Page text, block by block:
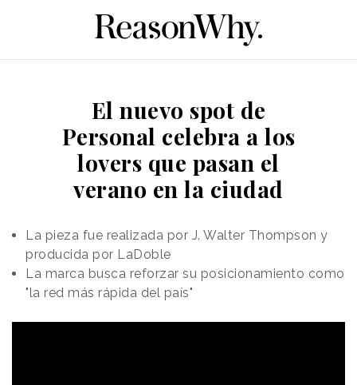
El nuevo spot de
Personal celebra a los
lovers que pasan el
verano en la ciudad
La pieza fue realizada por J. Walter Thompson y
producida por LaDoble
La marca busca reforzar su posicionamiento como
"la red más rápida del país"